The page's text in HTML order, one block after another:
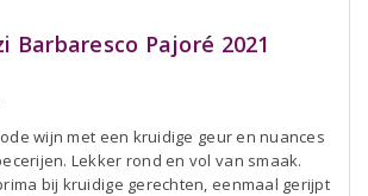
Barbaresco Pajoré 2021
wijn met een kruidige geur en nuances
Lekker rond en vol van smaak.
bij kruidige gerechten, eenmaal gerijpt